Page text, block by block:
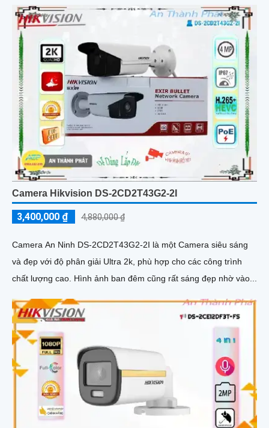
Camera Hikvision DS-2CD2T43G2-2I
3,400,000 ₫ 4,880,000 ₫
Camera An Ninh DS-2CD2T43G2-2I là một Camera siêu sáng
và đẹp với độ phân giải Ultra 2k, phù hợp cho các công trình
chất lượng cao. Hình ảnh ban đêm cũng rất sáng đẹp nhờ vào...